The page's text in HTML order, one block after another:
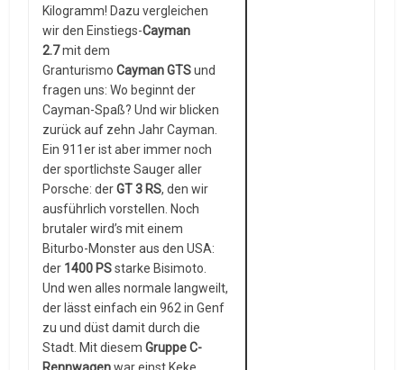
Kilogramm! Dazu vergleichen
wir den Einstiegs-Cayman
2.7mit dem
GranturismoCayman GTSund
fragen uns: Wo beginnt der
Cayman-Spaß? Und wir blicken
zurück auf zehn Jahr Cayman.
Ein 911er ist aber immer noch
der sportlichste Sauger aller
Porsche: derGT 3 RS, den wir
ausführlich vorstellen. Noch
brutaler wird’s mit einem
Biturbo-Monster aus den USA:
der 1400 PSstarke Bisimoto.
Und wen alles normale langweilt,
der lässt einfach ein 962 in Genf
zu und düst damit durch die
Stadt. Mit diesemGruppe C-